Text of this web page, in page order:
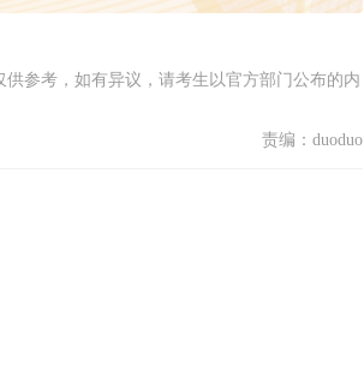
参考，如有异议，请考生以官方部门公布的内
责编：duoduo